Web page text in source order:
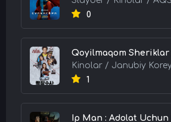
0
1